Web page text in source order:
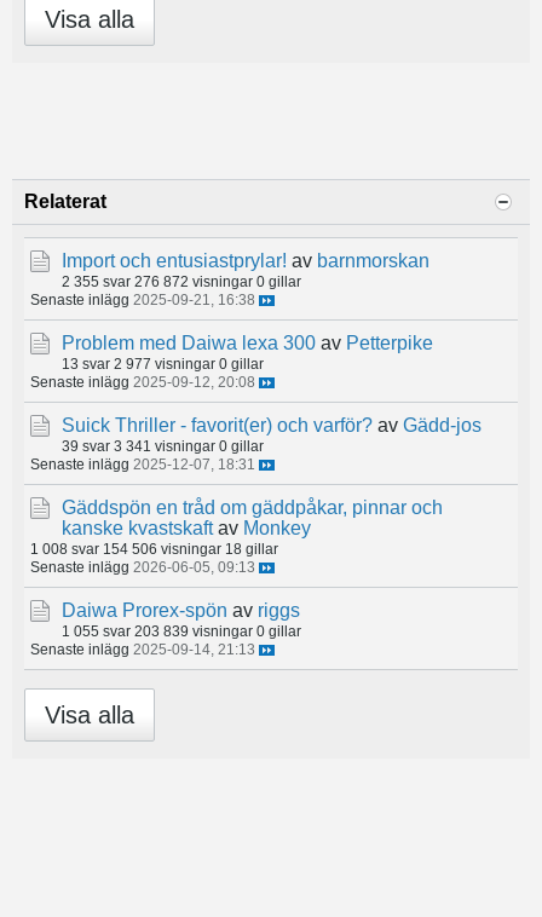
Visa alla
Relaterat
Import och entusiastprylar! av barnmorskan
2 355 svar 276 872 visningar 0 gillar
Senaste inlägg 2025-09-21, 16:38
Problem med Daiwa lexa 300 av Petterpike
13 svar 2 977 visningar 0 gillar
Senaste inlägg 2025-09-12, 20:08
Suick Thriller - favorit(er) och varför? av Gädd-jos
39 svar 3 341 visningar 0 gillar
Senaste inlägg 2025-12-07, 18:31
Gäddspön en tråd om gäddpåkar, pinnar och
kanske kvastskaft av Monkey
1 008 svar 154 506 visningar 18 gillar
Senaste inlägg 2026-06-05, 09:13
Daiwa Prorex-spön av riggs
1 055 svar 203 839 visningar 0 gillar
Senaste inlägg 2025-09-14, 21:13
Visa alla